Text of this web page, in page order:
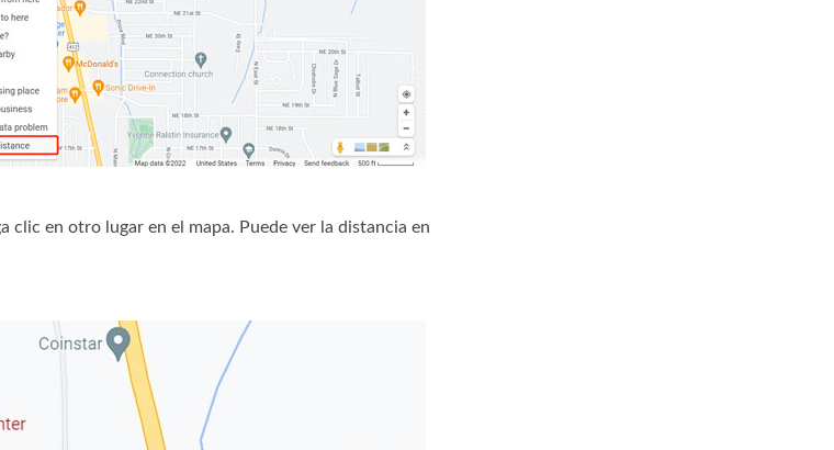
clic en otro lugar en el mapa. Puede ver la distancia en